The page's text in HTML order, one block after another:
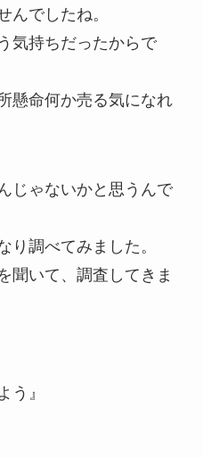
んでしたね。
気持ちだったからで
懸命何か売る気になれ
じゃないかと思うんで
り調べてみました。
聞いて、調査してきま
う』